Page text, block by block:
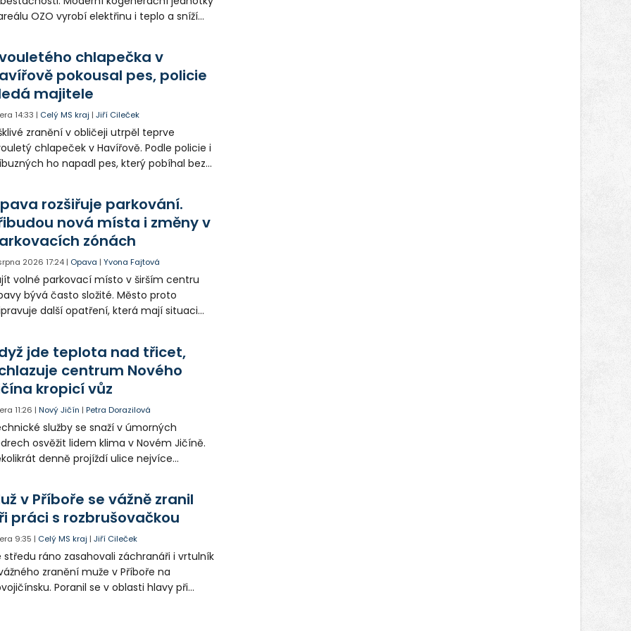
OZO vyrobí elektřinu i teplo a sníží
chlapečka v
pokousal pes, policie
majitele
14:33 | Celý MS kraj |Jiří Cileček
zranění v obličeji utrpěl teprve
chlapeček v Havířově. Podle policie i
ho napadl pes, který pobíhal bez
Případem už se zabývá policie, která
psa hledá.
rozšiřuje parkování.
nová místa i změny v
zónách
2026 17:24 | Opava |Yvona Fajtová
volné parkovací místo v širším centru
bývá často složité. Město proto
další opatření, která mají situaci
řidiče v parkovacích zónách.
jde teplota nad třicet,
centrum Nového
kropicí vůz
11:26 |Nový Jičín |Petra Dorazilová
služby se snaží v úmorných
osvěžit lidem klima v Novém Jičíně.
denně projíždí ulice nejvíce
v Příboře se vážně zranil
práci s rozbrušovačkou
9:35 | Celý MS kraj |Jiří Cileček
středu ráno zasahovali záchranáři i vrtulník
zranění muže v Příboře na
Poranil se v oblasti hlavy při